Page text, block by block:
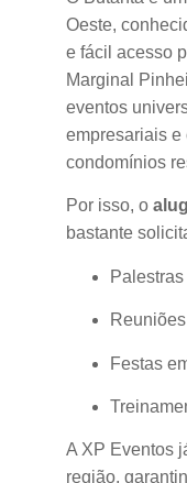
Oeste,
e fácil acesso
Marginal
eventos
empresariais e
condomínios
Por isso, o
bastante
Festas
A XP Eventos
região,